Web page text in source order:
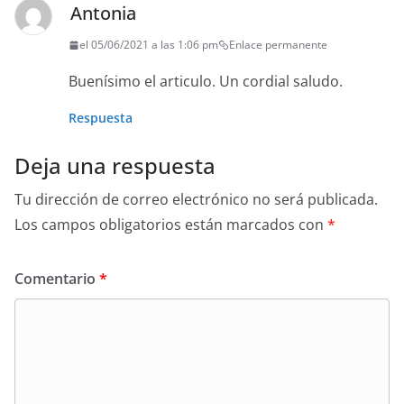
Antonia
el 05/06/2021 a las 1:06 pm Enlace permanente
Buenísimo el articulo. Un cordial saludo.
Respuesta
Deja una respuesta
Tu dirección de correo electrónico no será publicada.
Los campos obligatorios están marcados con *
Comentario *